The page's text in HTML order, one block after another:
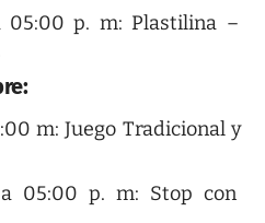
05:00 p. m: Plastilina –
m: Juego Tradicional y
05:00 p. m: Stop con